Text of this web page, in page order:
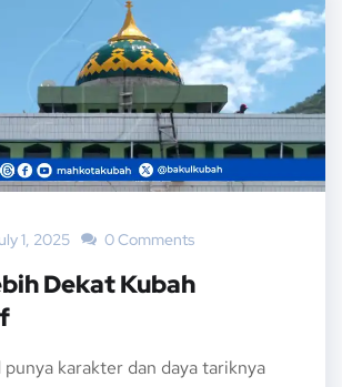
1, 2025 0 Comments
Dekat Kubah
karakter dan daya tariknya